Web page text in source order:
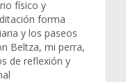
físico y
forma
y los paseos
Beltza, mi perra,
de reflexión y